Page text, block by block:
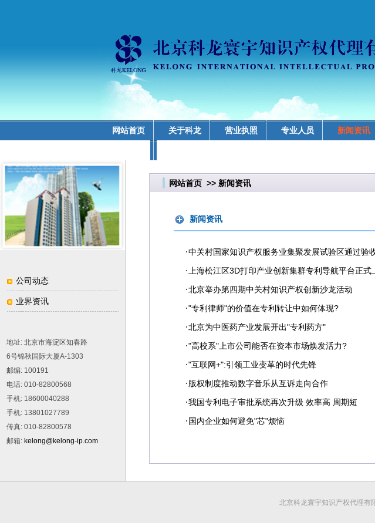
网站首页 关于科龙 营业执照 专业人员 新闻资讯
公司动态
业界资讯
地址: 北京市海淀区知春路
6号锦秋国际大厦A-1303
邮编: 100191
电话: 010-82800568
手机: 18600040288
手机: 13801027789
传真: 010-82800578
邮箱: kelong@kelong-ip.com
网站首页 >> 新闻资讯
新闻资讯
·中关村国家知识产权服务业集聚发展试验区通过验
· 上海松江区3D打印产业创新集群专利导航平台正式
·北京举办第四期中关村知识产权创新沙龙活动
·"专利律师"的价值在专利转让中如何体现?
·北京为中医药产业发展开出"专利药方"
·"高校系"上市公司能否在资本市场焕发活力?
·"互联网+":引领工业变革的时代先锋
·版权制度推动数字音乐从互诉走向合作
·我国专利电子审批系统再次升级 效率高 周期短
·国内企业如何避免"芯"烦恼
北京科龙寰宇知识产权代理有